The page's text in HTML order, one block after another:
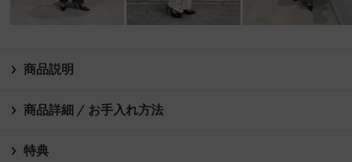
商品説明
商品詳細 / お手入れ方法
特典